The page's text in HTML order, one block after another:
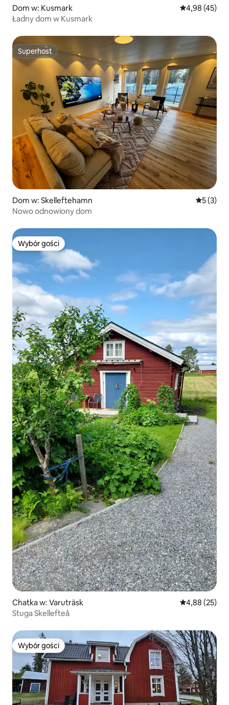
Dom w: Kusmark Średnia
4,98 (45)
Ładny dom w Kusmark
Superhost
Superhost
Dom w: Skelleftehamn Średnia
5 (3)
Nowo odnowiony dom
Wybór gości
Wybór gości
Chatka w: Varuträsk Średnia
4,88 (25)
Stuga Skellefteå
Wybór gości
Wybór gości